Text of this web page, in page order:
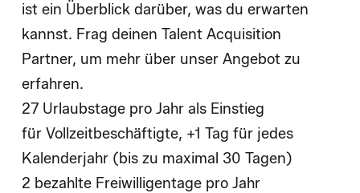
ist ein Überblick darüber, was du erwarten
kannst. Frag deinen Talent Acquisition
Partner, um mehr über unser Angebot zu
erfahren.
27 Urlaubstage pro Jahr als Einstieg
für Vollzeitbeschäftigte, +1 Tag für jedes
Kalenderjahr (bis zu maximal 30 Tagen)
2 bezahlte Freiwilligentage pro Jahr